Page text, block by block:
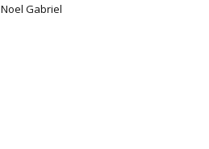
Noel Gabriel